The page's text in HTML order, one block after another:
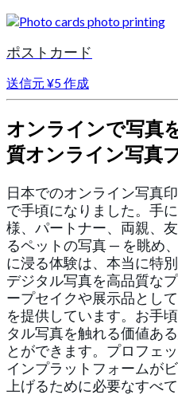
ポストカード
送信元 ¥5作成
オンラインで写真
質オンライン写真
日本でのオンライン写真
で手頃になりました。手
様、パートナー、両親、
るペットの写真 — を眺め
に浸る体験は、本当に特
デジタル写真を高品質な
ープセイクや展示品とし
を提供しています。お手
タル写真を触れる価値あ
とができます。プロフェ
インプラットフォームが
上げるために必要なすべ